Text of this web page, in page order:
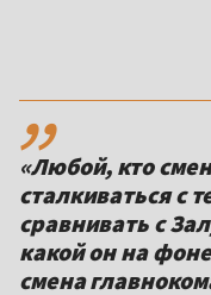
,,
«Любой, кто
сталкиваться с
сравнивать с
какой он на
смена